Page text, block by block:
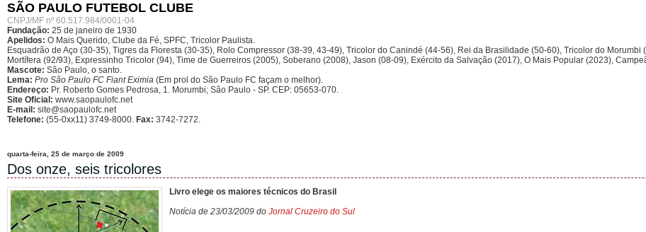
SÃO PAULO FUTEBOL CLUBE
CNPJ/MF nº 60.517.984/0001-04
Fundação: 25 de janeiro de 1930
Apelidos: O Mais Querido, Clube da Fé, SPFC, Tricolor Paulista.
Esquadrão de Aço (30-35), Tigres da Floresta (30-35), Rolo Compressor (38-39, 43-49), Tricolor do Canindé (44-56), Rei da Brasilidade (50-60), Tricolor do
Mortífera (92/93), Expressinho Tricolor (94), Time de Guerreiros (2005), Soberano (2008), Jason (08-09), Exército da Salvação (2017), O Mais Popular (2023),
Mascote: São Paulo, o santo.
Lema: Pro São Paulo FC Fiant Eximia (Em prol do São Paulo FC façam o melhor).
Endereço: Pr. Roberto Gomes Pedrosa, 1. Morumbi; São Paulo - SP. CEP: 05653-070.
Site Oficial: www.saopaulofc.net
E-mail: site@saopaulofc.net
Telefone: (55-0xx11) 3749-8000. Fax: 3742-7272.
quarta-feira, 25 de março de 2009
Dos onze, seis tricolores
Livro elege os maiores técnicos do Brasil
Notícia de 23/03/2009 do Jornal Cruzeiro do Sul